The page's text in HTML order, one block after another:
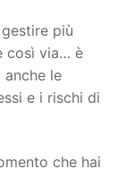
più
così via… è
le
e i rischi di
che hai